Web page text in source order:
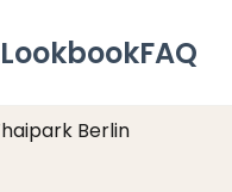
LookbookFAQ